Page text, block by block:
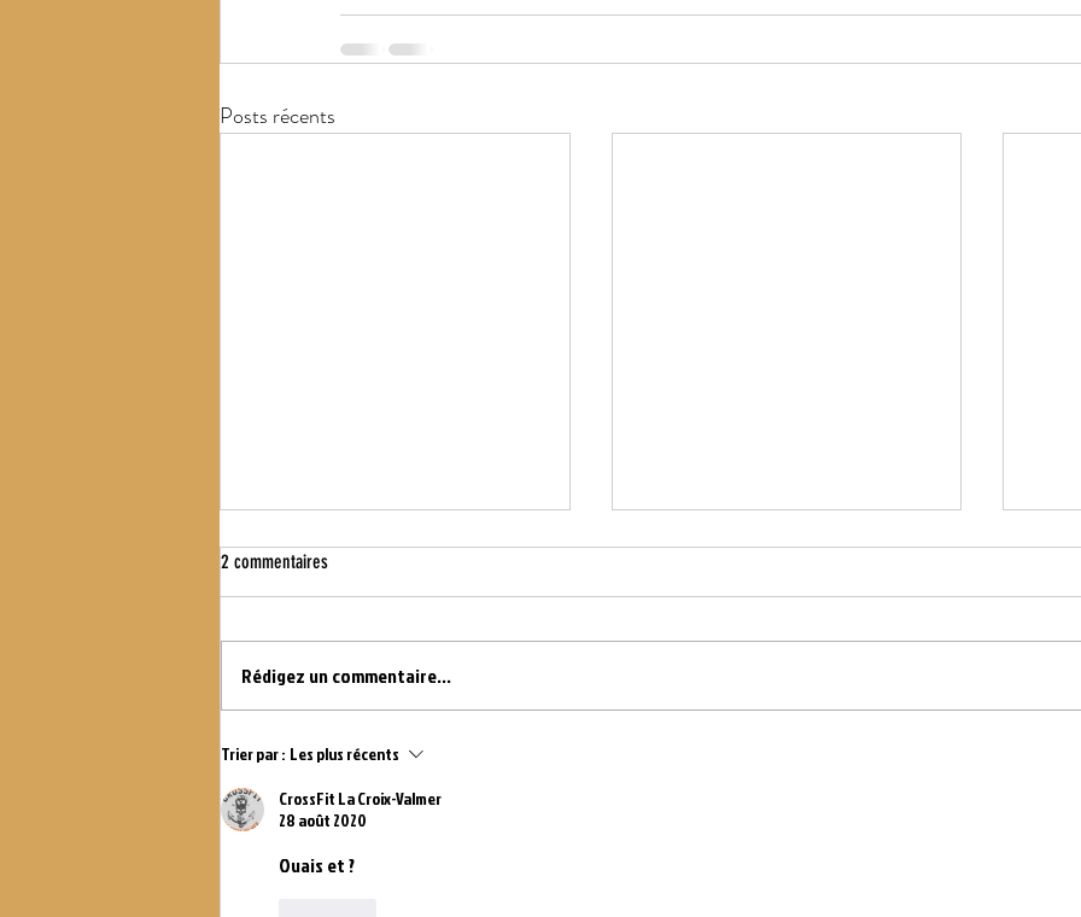
Posts récents
WOD DU 16.07.21 WOD DU 15.07.21
2 commentaires
Rédigez un commentaire...
Trier par : Les plus récents
CrossFit La Croix-Valmer
28 août 2020
Ouais et ?